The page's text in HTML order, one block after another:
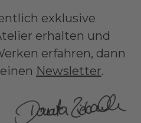
exklusive
erhalten und
erfahren, dann
Newsletter.